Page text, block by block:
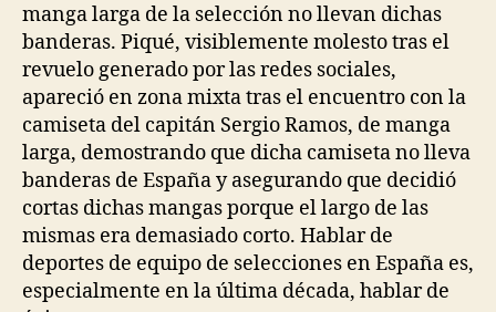
manga larga de la selección no llevan dichas
banderas. Piqué, visiblemente molesto tras el
revuelo generado por las redes sociales,
apareció en zona mixta tras el encuentro con la
camiseta del capitán Sergio Ramos, de manga
larga, demostrando que dicha camiseta no lleva
banderas de España y asegurando que decidió
cortas dichas mangas porque el largo de las
mismas era demasiado corto. Hablar de
deportes de equipo de selecciones en España es,
especialmente en la última década, hablar de